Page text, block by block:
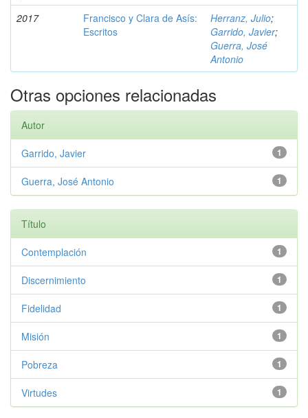
2017
Francisco y Clara de Asís:
Escritos
Herranz, Julio;
Garrido, Javier;
Guerra, José
Antonio
Otras opciones relacionadas
Autor
1
Garrido, Javier
1
Guerra, José Antonio
Título
1
Contemplación
1
Discernimiento
1
Fidelidad
1
Misión
1
Pobreza
1
Virtudes